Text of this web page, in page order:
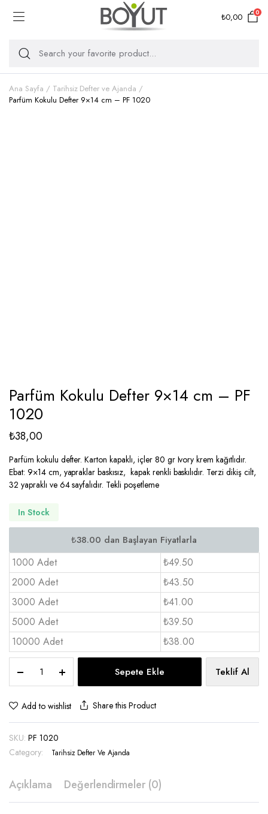
₺0,00 0
Ana Sayfa
Tarihsiz Defter ve Ajanda
Parfüm Kokulu Defter 9×14 cm – PF 1020
Parfüm Kokulu Defter 9×14 cm – PF
1020
₺38,00
Parfüm kokulu defter. Karton kapaklı, içler 80 gr Ivory krem kağıtlıdır.
Ebat: 9×14 cm, yapraklar baskısız, kapak renkli baskılıdır. Terzi dikiş cilt,
32 yapraklı ve 64 sayfalıdır. Tekli poşetleme
In Stock
1000 Adet
₺49.50
2000 Adet
₺43.50
3000 Adet
₺41.00
5000 Adet
₺39.50
10000 Adet
₺38.00
Kokulu
Defter
9×14
-
PF
1020
Sepete Ekle Teklif Al
Add to wishlist Share this Product
SKU: PF 1020
Category:
Tarihsiz Defter Ve Ajanda
Açıklama Değerlendirmeler (0)